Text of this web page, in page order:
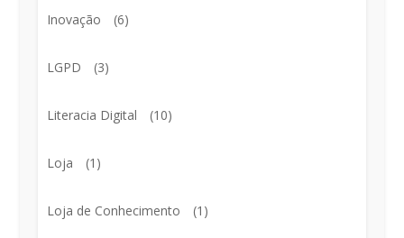
Inovação (6)
LGPD (3)
Literacia Digital (10)
Loja (1)
Loja de Conhecimento (1)